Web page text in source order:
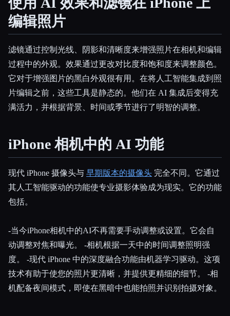
编辑照片
滤镜通过控制光线、阴影和清晰度来增强照片在相机和编辑
过程中的外观。效果通过更改对比度和饱和度来调整颜色。
它对于增强图片的黑白外观很有用。在将人工智能集成到照
片编辑之前，这些工具是静态的。他们在 AI 集成后变得充
满活力，并根据背景、时间或季节进行了明智的调整。
iPhone 相机中的 AI 功能
现代 iPhone 摄像头与 早期版本的摄像头 完全不同。它通过
其人工智能驱动的功能使专业摄影体验成为现实。它的功能
包括。
-当今iPhone相机中的AI不再需要手动调整或设置。它会自
动调整对焦和曝光。 -相机根据一天中的时间调整照明强
度。 -现代 iPhone 中的深度融合功能由机器学习驱动。这项
技术有助于使您的照片更清晰，并提供更精细的细节。 -相
机配备夜间模式，即使在黑暗中也能拍照并识别拍摄对象。